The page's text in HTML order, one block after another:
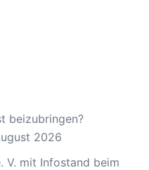
beizubringen?
2026
V. mit Infostand beim